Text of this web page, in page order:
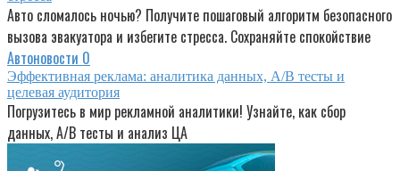
Авто сломалось ночью? Получите пошаговый алгоритм безопасного
вызова эвакуатора и избегите стресса. Сохраняйте спокойствие
Автоновости 0
Эффективная реклама: аналитика данных, A/B тесты и
целевая аудитория
Погрузитесь в мир рекламной аналитики! Узнайте, как сбор
данных, A/B тесты и анализ ЦА